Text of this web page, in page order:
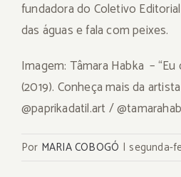
fundadora do Coletivo
das águas e fala com peixes.
Imagem: Tâmara Habka – “Eu
(2019). Conheça mais da
@paprikadatil.art /
Por MARIA COBOGÓ | segunda-